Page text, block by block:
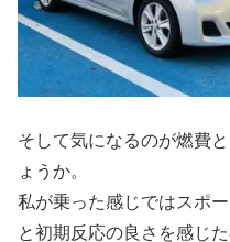
そして気になるのが燃費
ょうか。
私が乗った感じではスポ
と初期反応の良さを感じ